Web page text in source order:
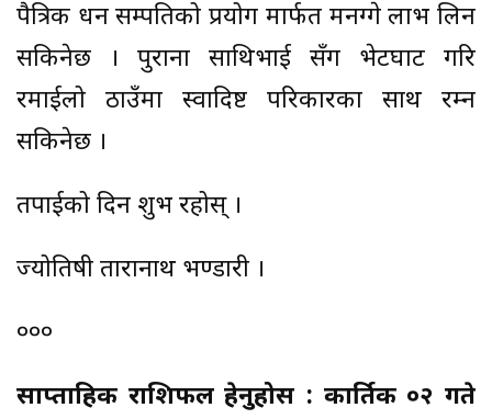
पैत्रिक धन सम्पतिको प्रयोग मार्फत मनग्गे लाभ लिन
सकिनेछ । पुराना साथिभाई सँग भेटघाट गरि
रमाईलो ठाउँमा स्वादिष्ट परिकारका साथ रम्न
सकिनेछ ।
तपाईको दिन शुभ रहोस् ।
ज्योतिषी तारानाथ भण्डारी ।
०००
साप्ताहिक राशिफल हेर्नुहोस : कार्तिक ०२ गते